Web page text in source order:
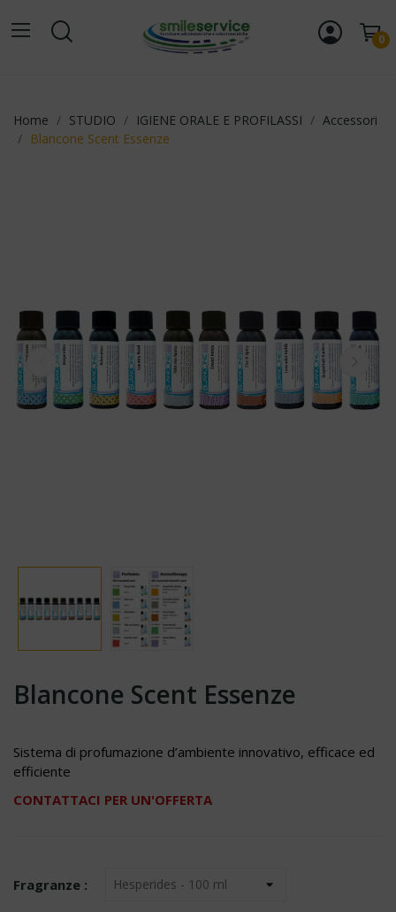
0
Home STUDIO IGIENE ORALE E PROFILASSI
Accessori
Blancone Scent Essenze
Blancone Scent Essenze
Sistema di profumazione d’ambiente innovativo, efficace ed
efficiente
CONTATTACI PER UN'OFFERTA
Fragranze :